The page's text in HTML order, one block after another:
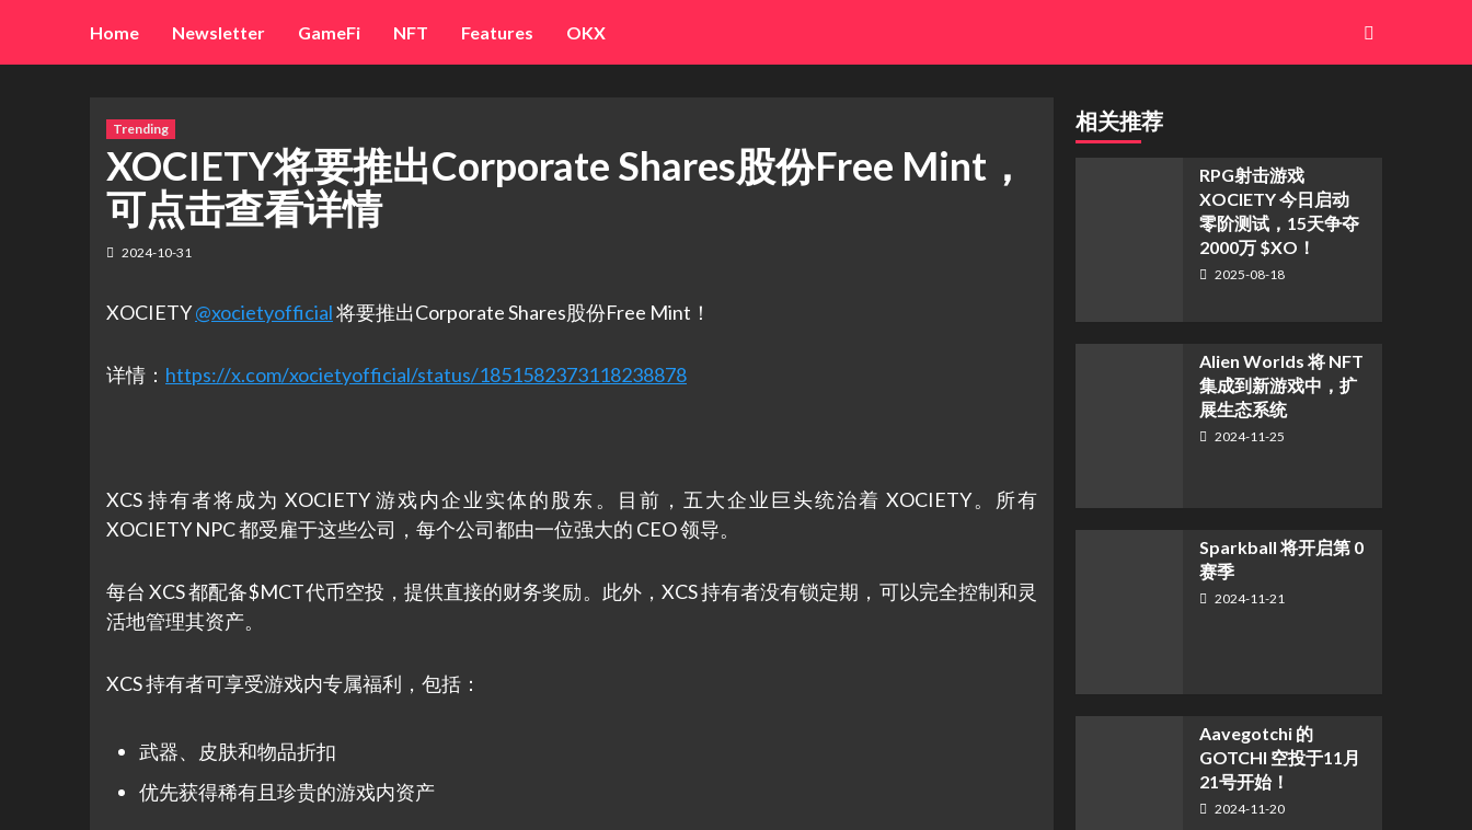
content
Home Newsletter GameFi NFT Features OKX
Trending
XOCIETY将要推出Corporate Shares股份Free Mint，
可点击查看详情
2024-10-31
XOCIETY@xocietyofficial将要推出Corporate Shares股份Free Mint！
详情： https://x.com/xocietyofficial/status/1851582373118238878
XCS 持有者将成为 XOCIETY 游戏内企业实体的股东。目前，五大企业巨头统治着 XOCIETY。所有
XOCIETY NPC 都受雇于这些公司，每个公司都由一位强大的 CEO 领导。
每台 XCS 都配备$MCT代币空投，提供直接的财务奖励。此外，XCS 持有者没有锁定期，可以完全控制和灵
活地管理其资产。
XCS 持有者可享受游戏内专属福利，包括：
武器、皮肤和物品折扣
优先获得稀有且珍贵的游戏内资产
相关推荐
RPG射击游戏
XOCIETY 今日启动
零阶测试，15天争夺
2000万 $XO！
2025-08-18
Alien Worlds 将 NFT
集成到新游戏中，扩
展生态系统
2024-11-25
Sparkball 将开启第 0
赛季
2024-11-21
Aavegotchi 的
GOTCHI 空投于11月
21号开始！
2024-11-20